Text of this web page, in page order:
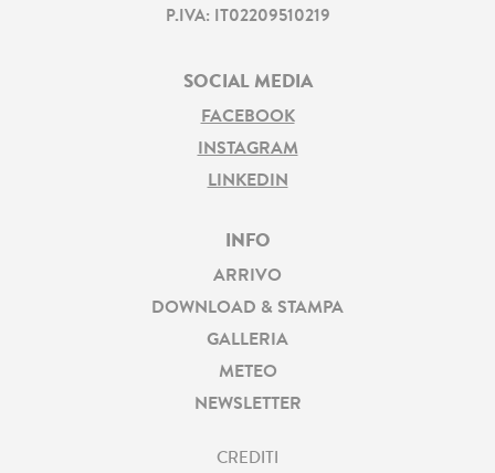
P.IVA: IT02209510219
SOCIAL MEDIA
FACEBOOK
INSTAGRAM
LINKEDIN
INFO
ARRIVO
DOWNLOAD & STAMPA
GALLERIA
METEO
NEWSLETTER
CREDITI